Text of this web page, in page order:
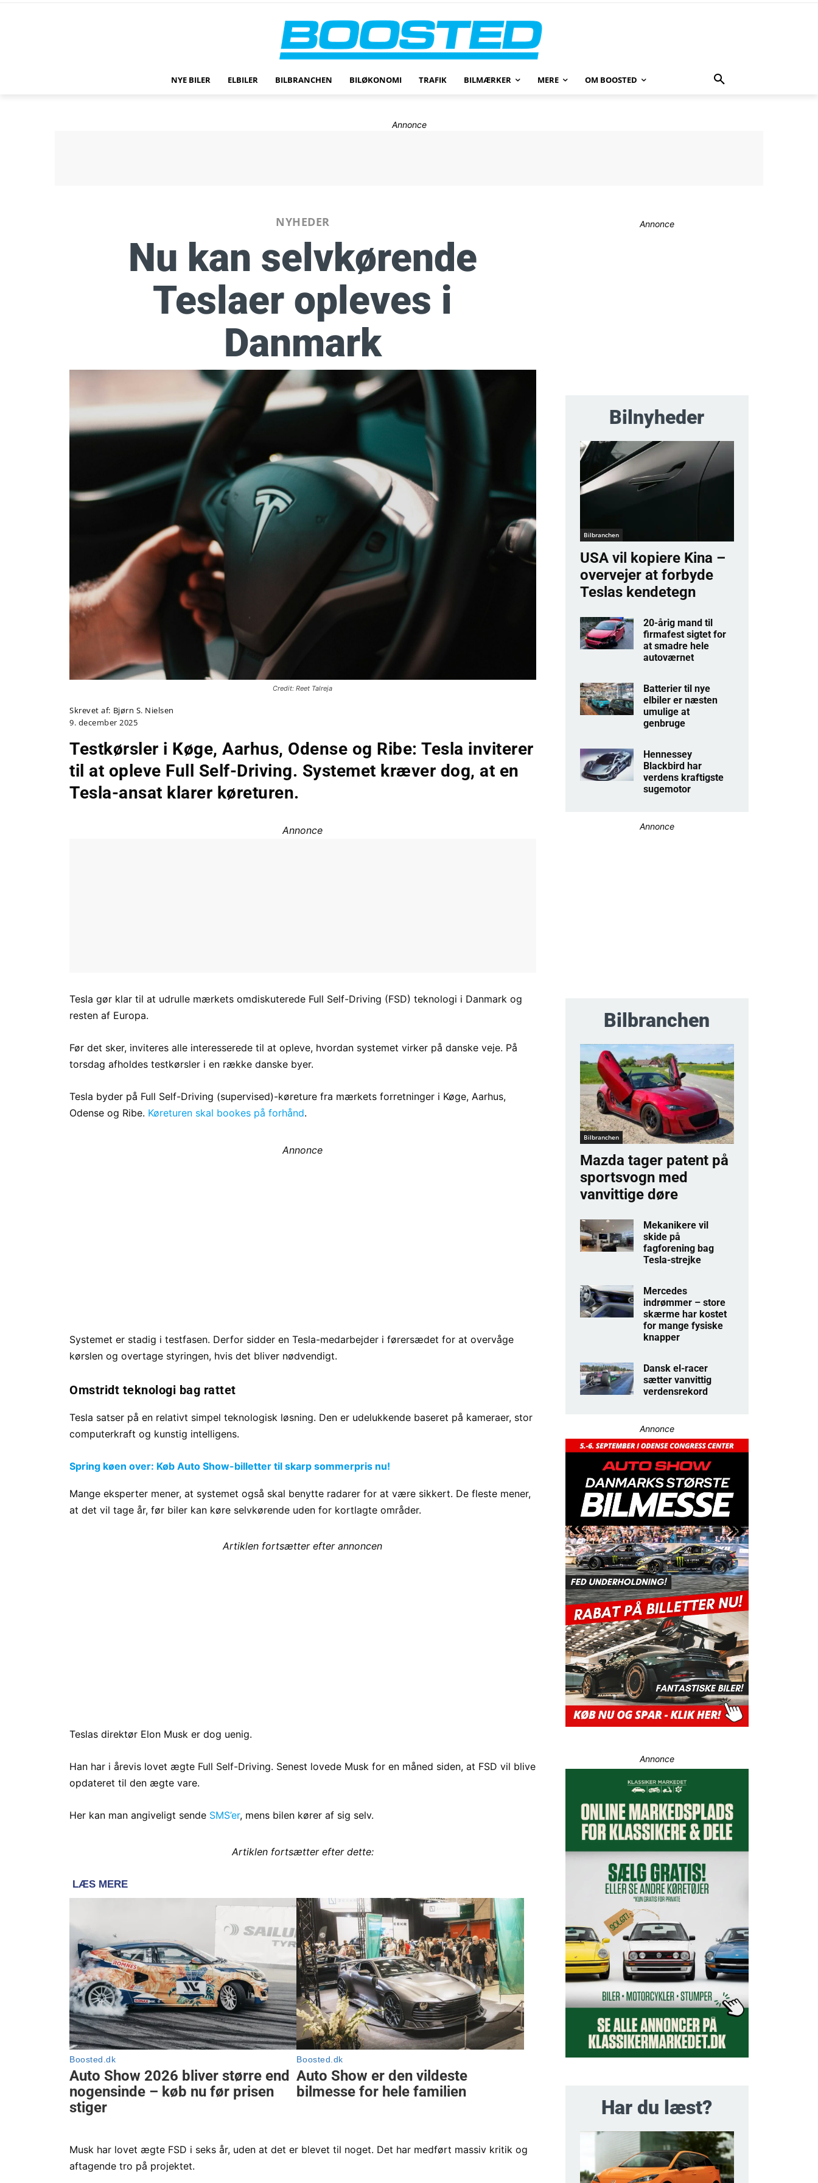
NYE BILER ELBILER BILBRANCHEN BILØKONOMI TRAFIK BILMÆRKER MERE OM BOOSTED
Annonce
NYHEDER
Nu kan selvkørende
Teslaer opleves i
Danmark
Credit: Reet Talreja
Skrevet af: Bjørn S. Nielsen
9. december 2025
Testkørsler i Køge, Aarhus, Odense og Ribe: Tesla inviterer
til at opleve Full Self-Driving. Systemet kræver dog, at en
Tesla-ansat klarer køreturen.
Annonce
Tesla gør klar til at udrulle mærkets omdiskuterede Full Self-Driving (FSD) teknologi i Danmark og
resten af Europa.
Før det sker, inviteres alle interesserede til at opleve, hvordan systemet virker på danske veje. På
torsdag afholdes testkørsler i en række danske byer.
Tesla byder på Full Self-Driving (supervised)-køreture fra mærkets forretninger i Køge, Aarhus,
Odense og Ribe. Køreturen skal bookes på forhånd.
Annonce
Systemet er stadig i testfasen. Derfor sidder en Tesla-medarbejder i førersædet for at overvåge
kørslen og overtage styringen, hvis det bliver nødvendigt.
Omstridt teknologi bag rattet
Tesla satser på en relativt simpel teknologisk løsning. Den er udelukkende baseret på kameraer, stor
computerkraft og kunstig intelligens.
Spring køen over: Køb Auto Show-billetter til skarp sommerpris nu!
Mange eksperter mener, at systemet også skal benytte radarer for at være sikkert. De fleste mener,
at det vil tage år, før biler kan køre selvkørende uden for kortlagte områder.
Artiklen fortsætter efter annoncen
Teslas direktør Elon Musk er dog uenig.
Han har i årevis lovet ægte Full Self-Driving. Senest lovede Musk for en måned siden, at FSD vil blive
opdateret til den ægte vare.
Her kan man angiveligt sende SMS’er, mens bilen kører af sig selv.
Artiklen fortsætter efter dette:
Musk har lovet ægte FSD i seks år, uden at det er blevet til noget. Det har medført massiv kritik og
aftagende tro på projektet.
Annonce
Bilnyheder
Bilbranchen
USA vil kopiere Kina –
overvejer at forbyde
Teslas kendetegn
20-årig mand til
firmafest sigtet for
at smadre hele
autoværnet
Batterier til nye
elbiler er næsten
umulige at
genbruge
Hennessey
Blackbird har
verdens kraftigste
sugemotor
Annonce
Bilbranchen
Bilbranchen
Mazda tager patent på
sportsvogn med
vanvittige døre
Mekanikere vil
skide på
fagforening bag
Tesla-strejke
Mercedes
indrømmer – store
skærme har kostet
for mange fysiske
knapper
Dansk el-racer
sætter vanvittig
verdensrekord
Annonce
Annonce
Har du læst?